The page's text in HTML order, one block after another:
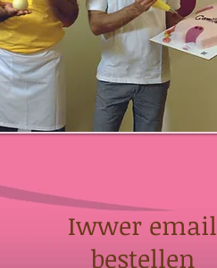
Iwwer email
bestellen